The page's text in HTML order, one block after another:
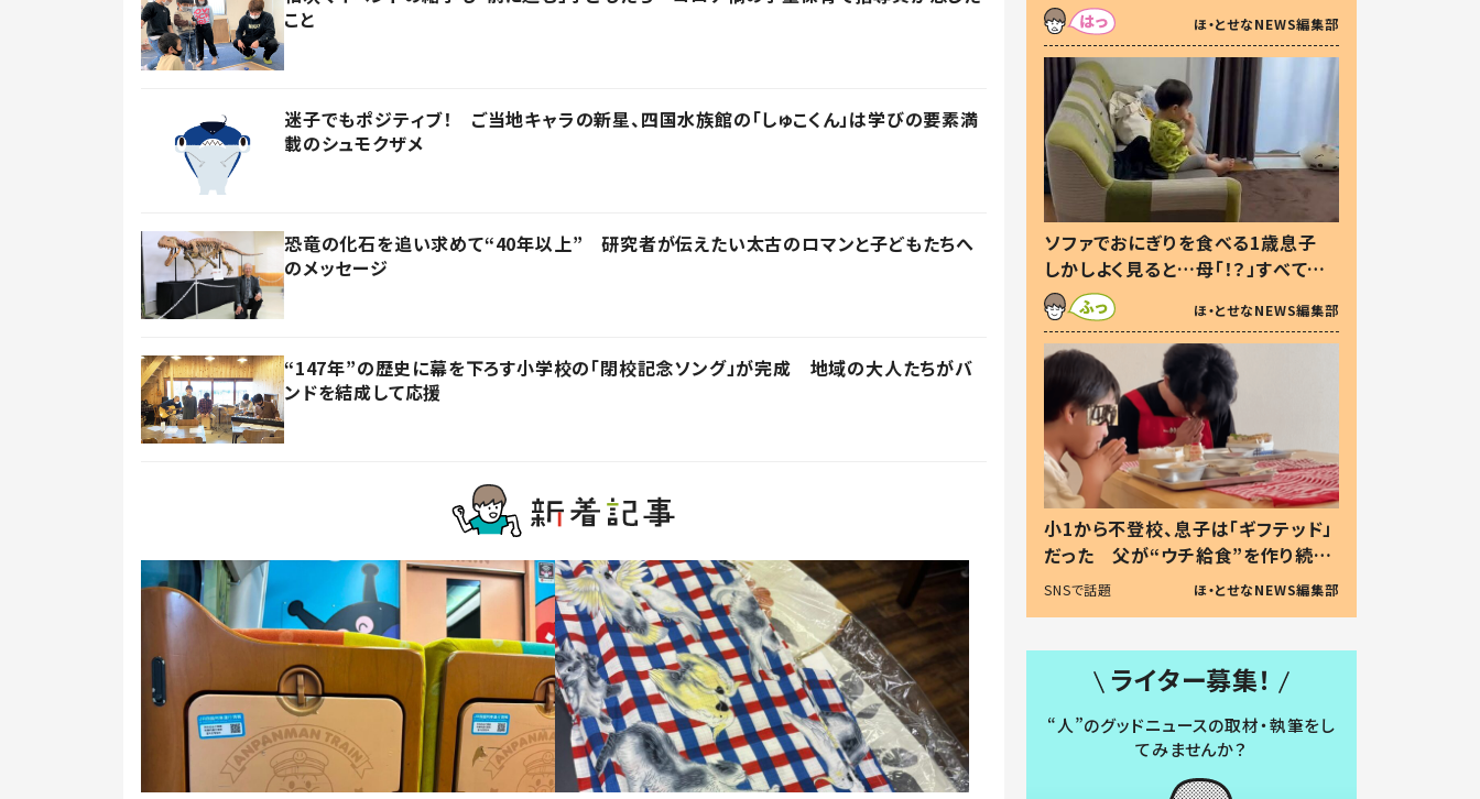
こと
迷子でもポジティブ！ ご当地キャラの新星、四国水族館の「しゅこくん」は学びの要素満
載のシュモクザメ
恐竜の化石を追い求めて“40年以上” 研究者が伝えたい太古のロマンと子どもたちへ
のメッセージ
“147年”の歴史に幕を下ろす小学校の「閉校記念ソング」が完成 地域の大人たちがバ
ンドを結成して応援
た本音とは
ほ・とせなNEWS編集部
ソファでおにぎりを食べる1歳息子
しかしよく見ると…母「！？」すべてを
察した母の投稿に「可愛いから許
す！」「現行犯〜」
ほ・とせなNEWS編集部
小1から不登校、息子は「ギフテッド」
だった 父が“ウチ給食”を作り続け
る理由とは #令和の親 #令和の子
SNSで話題 ほ・とせなNEWS編集部
ライター募集！
“人”のグッドニュースの取材・執筆をし
てみませんか？